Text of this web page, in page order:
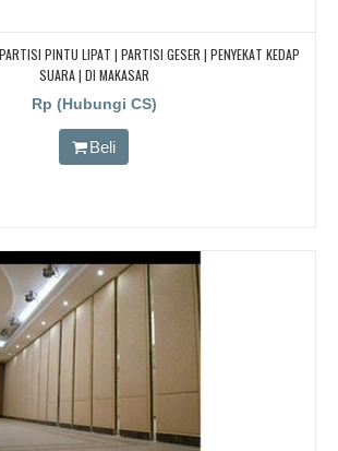
PINTU LIPAT | PARTISI GESER | PENYEKAT KEDAP
SUARA | DI MAKASAR
Rp (Hubungi CS)
Beli